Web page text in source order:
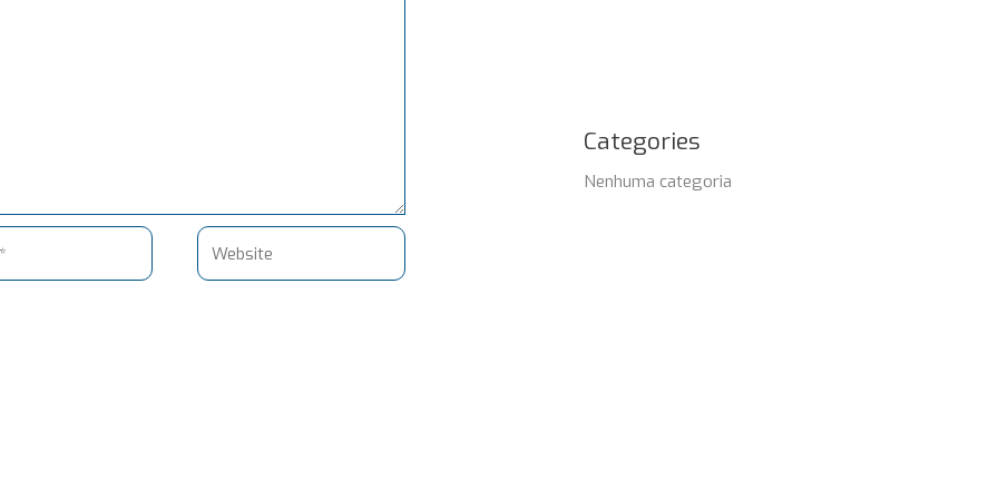
Categories
Nenhuma categoria